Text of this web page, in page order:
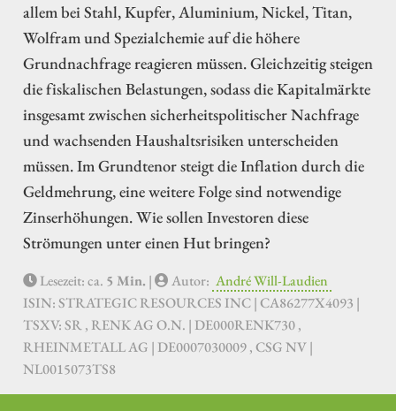
allem bei Stahl, Kupfer, Aluminium, Nickel, Titan,
Wolfram und Spezialchemie auf die höhere
Grundnachfrage reagieren müssen. Gleichzeitig steigen
die fiskalischen Belastungen, sodass die Kapitalmärkte
insgesamt zwischen sicherheitspolitischer Nachfrage
und wachsenden Haushaltsrisiken unterscheiden
müssen. Im Grundtenor steigt die Inflation durch die
Geldmehrung, eine weitere Folge sind notwendige
Zinserhöhungen. Wie sollen Investoren diese
Strömungen unter einen Hut bringen?
Lesezeit: ca. 5 Min. | Autor: André Will-Laudien
ISIN: STRATEGIC RESOURCES INC | CA86277X4093 |
TSXV: SR , RENK AG O.N. | DE000RENK730 ,
RHEINMETALL AG | DE0007030009 , CSG NV |
NL0015073TS8